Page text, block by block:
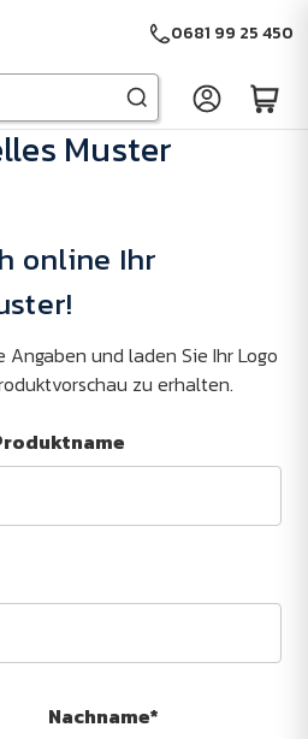
0681 99 25 450
Muster
online Ihr
und laden Sie Ihr Logo
zu erhalten.
Nachname*